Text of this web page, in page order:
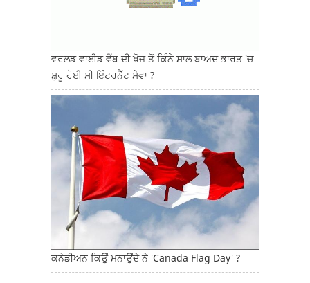
ਵਰਲਡ ਵਾਈਡ ਵੈੱਬ ਦੀ ਖੋਜ ਤੋਂ ਕਿੰਨੇ ਸਾਲ ਬਾਅਦ ਭਾਰਤ 'ਚ
ਸ਼ੁਰੂ ਹੋਈ ਸੀ ਇੰਟਰਨੈੱਟ ਸੇਵਾ ?
ਕਨੇਡੀਅਨ ਕਿਉਂ ਮਨਾਉਂਦੇ ਨੇ 'Canada Flag Day' ?